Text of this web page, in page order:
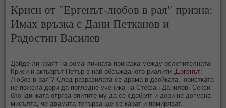
Криси от "Ергенът-любов в рая" призна:
Имах връзка с Дани Петканов и
Радостин Василев
Дойде ли краят на романтичната приказка между ослепителната
Криси и актьорът Петър в най-обсъжданото риалити „ Ергенът:
Любов в рая“? След разразилата се драма в двойката, юристката
не пожела дори да погледне ученика на Стефан Данилов. Секси
блондинката отряза опитите му да се сдобрят и дори не допусна
мисълта, че двамата тепърва ще се карат и помиряват.